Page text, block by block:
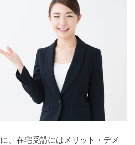
、在宅受講にはメリット・デメ